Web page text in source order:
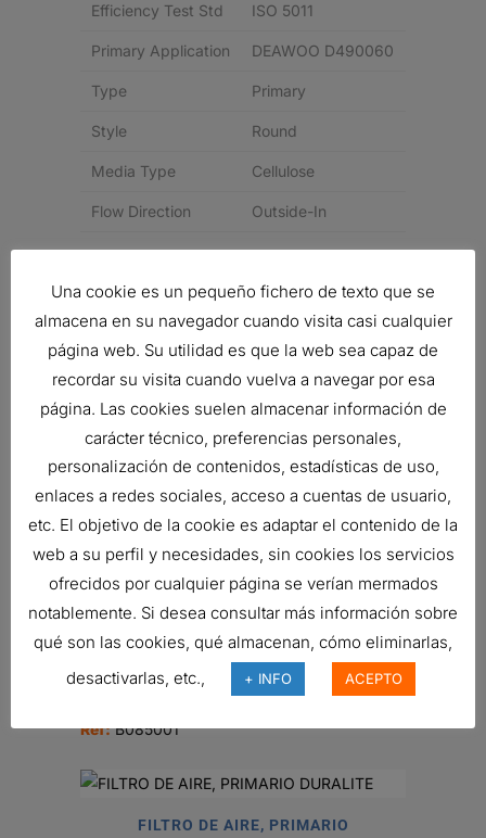
Efficiency Test Std ISO 5011
Primary Application DEAWOO D490060
Type Primary
Style Round
Media Type Cellulose
Flow Direction Outside-In
FILTRO DE AIRE, ERB
Ref:B130059
FILTRO DE AIRE, FPG RADIALSEAL
98,92 €
Ref:G090220
FILTRO DE AIRE, PRIMARIO
DURALITE
51,31€
Ref:B085001
FILTRO DE AIRE, PRIMARIO
Una cookie es un pequeño fichero de texto que se
almacena en su navegador cuando visita casi cualquier
página web. Su utilidad es que la web sea capaz de
recordar su visita cuando vuelva a navegar por esa
página. Las cookies suelen almacenar información de
carácter técnico, preferencias personales,
personalización de contenidos, estadísticas de uso,
enlaces a redes sociales, acceso a cuentas de usuario,
etc. El objetivo de la cookie es adaptar el contenido de la
web a su perfil y necesidades, sin cookies los servicios
ofrecidos por cualquier página se verían mermados
notablemente. Si desea consultar más información sobre
qué son las cookies, qué almacenan, cómo eliminarlas,
desactivarlas, etc.,
+ INFO ACEPTO